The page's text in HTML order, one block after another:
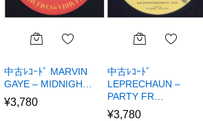
中古ﾚｺｰﾄﾞ MARVIN
GAYE – MIDNIGH…
¥3,780
中古ﾚｺｰﾄﾞ
LEPRECHAUN –
PARTY FR…
¥3,780